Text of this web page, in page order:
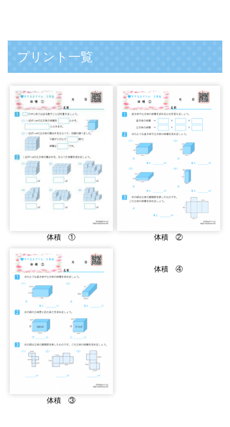
プリント一覧
体積 ① 体積 ②
体積 ③
体積 ④